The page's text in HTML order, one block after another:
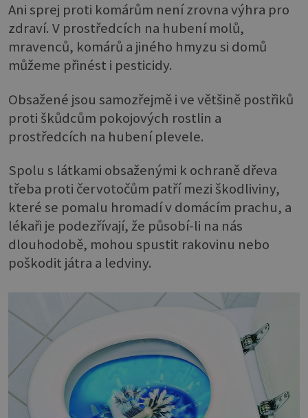
Ani sprej proti komárům není zrovna výhra pro
zdraví. V prostředcích na hubení molů,
mravenců, komárů a jiného hmyzu si domů
můžeme přinést i pesticidy.
Obsažené jsou samozřejmě i ve většině postřiků
proti škůdcům pokojových rostlin a
prostředcích na hubení plevele.
Spolu s látkami obsaženými k ochraně dřeva
třeba proti červotočům patří mezi škodliviny,
které se pomalu hromadí v domácím prachu, a
lékaři je podezřívají, že působí-li na nás
dlouhodobě, mohou spustit rakovinu nebo
poškodit játra a ledviny.